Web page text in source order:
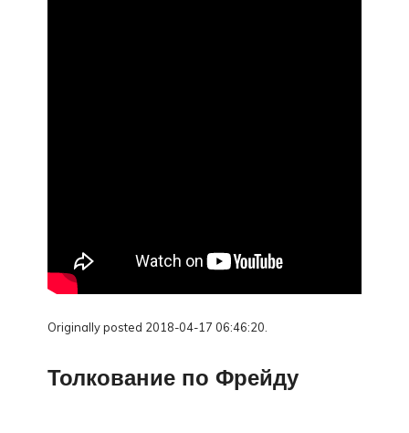
Originally posted 2018-04-17 06:46:20.
Толкование по Фрейду